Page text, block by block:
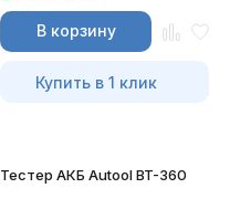
В корзину
Купить в 1 клик
Тестер АКБ Autool BT-360